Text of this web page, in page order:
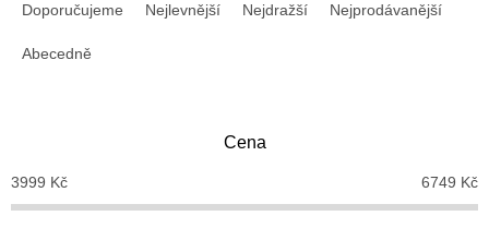
o
d
Doporučujeme Nejlevnější Nejdražší Nejprodávanější
Abecedně
Cena
3999 Kč 6749 Kč